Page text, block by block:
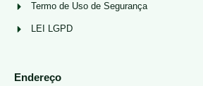
Termo de Uso de Segurança
LEI LGPD
Endereço